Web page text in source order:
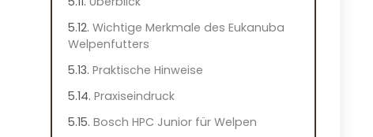
Wichtige Merkmale des Eukanuba
Welpenfutters
Praktische Hinweise
Praxiseindruck
Bosch HPC Junior für Welpen